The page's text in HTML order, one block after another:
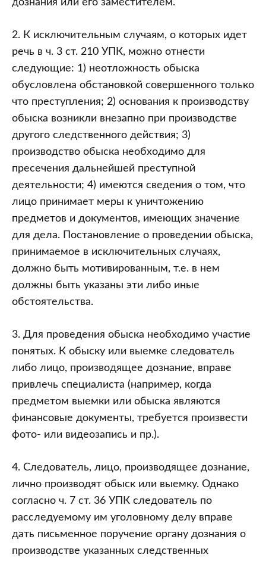
дознания или его заместителем.
2. К исключительным случаям, о которых идет
речь в ч. 3 ст. 210 УПК, можно отнести
следующие: 1) неотложность обыска
обусловлена обстановкой совершенного только
что преступления; 2) основания к производству
обыска возникли внезапно при производстве
другого следственного действия; 3)
производство обыска необходимо для
пресечения дальнейшей преступной
деятельности; 4) имеются сведения о том, что
лицо принимает меры к уничтожению
предметов и документов, имеющих значение
для дела. Постановление о проведении обыска,
принимаемое в исключительных случаях,
должно быть мотивированным, т.е. в нем
должны быть указаны эти либо иные
обстоятельства.
3. Для проведения обыска необходимо участие
понятых. К обыску или выемке следователь
либо лицо, производящее дознание, вправе
привлечь специалиста (например, когда
предметом выемки или обыска являются
финансовые документы, требуется произвести
фото- или видеозапись и пр.).
4. Следователь, лицо, производящее дознание,
лично производят обыск или выемку. Однако
согласно ч. 7 ст. 36 УПК следователь по
расследуемому им уголовному делу вправе
дать письменное поручение органу дознания о
производстве указанных следственных